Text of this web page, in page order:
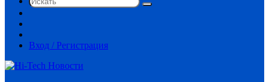
Искать
статья
Вход / Регистрация